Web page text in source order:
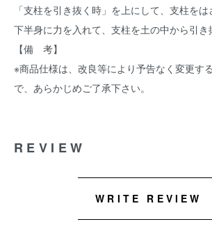
「支柱を引き抜く時」を上にして、支柱をは
下半身に力を入れて、支柱を土の中から引き
【備 考】
※商品仕様は、改良等により予告なく変更す
で、あらかじめご了承下さい。
REVIEW
WRITE REVIEW